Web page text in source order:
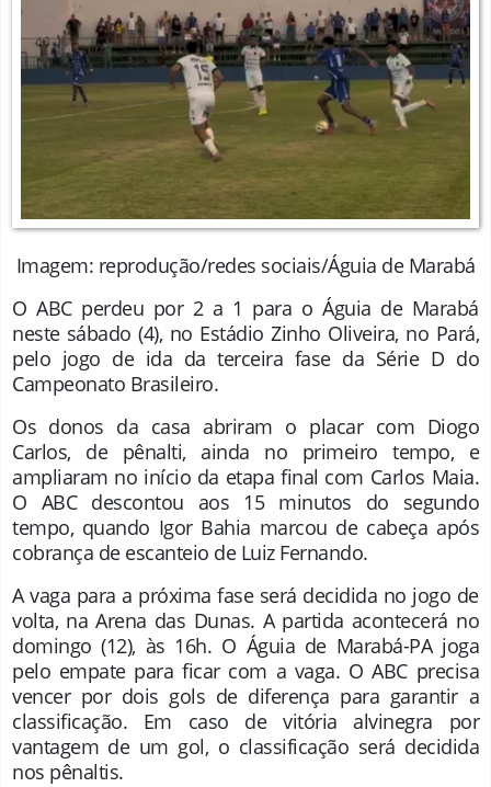
Imagem: reprodução/redes sociais/Águia de Marabá
O ABC perdeu por 2 a 1 para o Águia de Marabá
neste sábado (4), no Estádio Zinho Oliveira, no Pará,
pelo jogo de ida da terceira fase da Série D do
Campeonato Brasileiro.
Os donos da casa abriram o placar com Diogo
Carlos, de pênalti, ainda no primeiro tempo, e
ampliaram no início da etapa final com Carlos Maia.
O ABC descontou aos 15 minutos do segundo
tempo, quando Igor Bahia marcou de cabeça após
cobrança de escanteio de Luiz Fernando.
A vaga para a próxima fase será decidida no jogo de
volta, na Arena das Dunas. A partida acontecerá no
domingo (12), às 16h. O Águia de Marabá-PA joga
pelo empate para ficar com a vaga. O ABC precisa
vencer por dois gols de diferença para garantir a
classificação. Em caso de vitória alvinegra por
vantagem de um gol, o classificação será decidida
nos pênaltis.